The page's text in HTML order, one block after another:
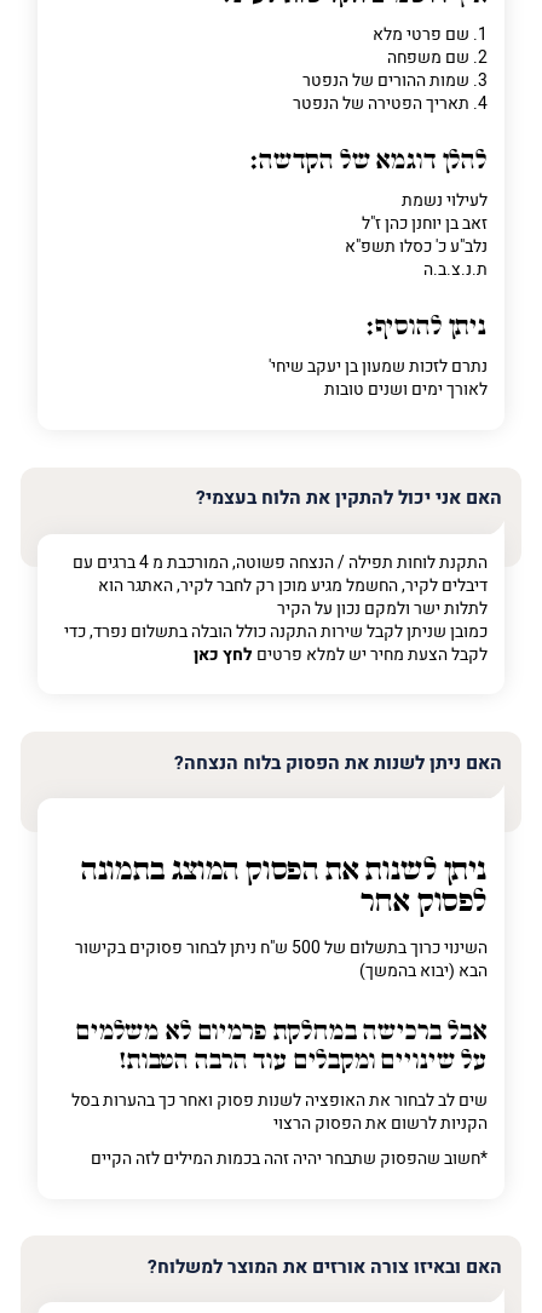
1. שם פרטי מלא
2. שם משפחה
3. שמות ההורים של הנפטר
4. תאריך הפטירה של הנפטר
להלן דוגמא של הקדשה:
לעילוי נשמת
זאב בן יוחנן כהן ז"ל
נלב"ע כ' כסלו תשפ"א
ת.נ.צ.ב.ה
ניתן להוסיף:
נתרם לזכות שמעון בן יעקב שיחי'
לאורך ימים ושנים טובות
האם אני יכול להתקין את הלוח בעצמי?
התקנת לוחות תפילה / הנצחה פשוטה, המורכבת מ 4 ברגים עם
דיבלים לקיר, החשמל מגיע מוכן רק לחבר לקיר, האתגר הוא
לתלות ישר ולמקם נכון על הקיר
כמובן שניתן לקבל שירות התקנה כולל הובלה בתשלום נפרד, כדי
לקבל הצעת מחיר יש למלא פרטים לחץ כאן
האם ניתן לשנות את הפסוק בלוח הנצחה?
ניתן לשנות את הפסוק המוצג בתמונה
לפסוק אחר
השינוי כרוך בתשלום של 500 ש"ח ניתן לבחור פסוקים בקישור
הבא (יבוא בהמשך)
אבל ברכישה במחלקת פרמיום לא משלמים
על שינויים ומקבלים עוד הרבה הטבות!
שים לב לבחור את האופציה לשנות פסוק ואחר כך בהערות בסל
הקניות לרשום את הפסוק הרצוי
*חשוב שהפסוק שתבחר יהיה זהה בכמות המילים לזה הקיים
האם ובאיזו צורה אורזים את המוצר למשלוח?